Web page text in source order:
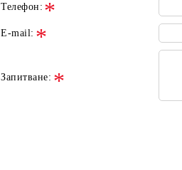
Телефон:
E-mail:
Запитване: